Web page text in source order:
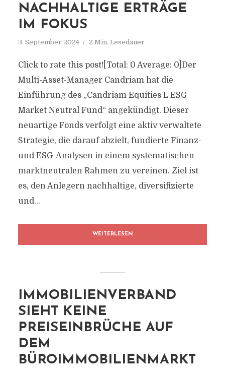
NACHHALTIGE ERTRÄGE
IM FOKUS
3. September 2024 2 Min. Lesedauer
Click to rate this post![Total: 0 Average: 0]Der
Multi-Asset-Manager Candriam hat die
Einführung des „Candriam Equities L ESG
Market Neutral Fund“ angekündigt. Dieser
neuartige Fonds verfolgt eine aktiv verwaltete
Strategie, die darauf abzielt, fundierte Finanz-
und ESG-Analysen in einem systematischen
marktneutralen Rahmen zu vereinen. Ziel ist
es, den Anlegern nachhaltige, diversifizierte
und...
WEITERLESEN
IMMOBILIENVERBAND
SIEHT KEINE
PREISEINBRÜCHE AUF
DEM
BÜROIMMOBILIENMARKT